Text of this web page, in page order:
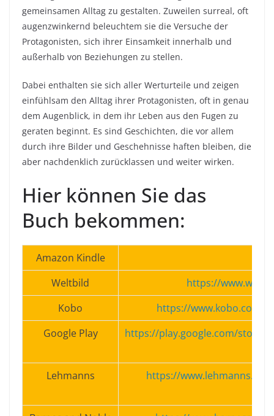
gemeinsamen Alltag zu gestalten. Zuweilen surreal, oft
augenzwinkernd beleuchtem sie die Versuche der
Protagonisten, sich ihrer Einsamkeit innerhalb und
außerhalb von Beziehungen zu stellen.
Dabei enthalten sie sich aller Werturteile und zeigen
einfühlsam den Alltag ihrer Protagonisten, oft in genau
dem Augenblick, in dem ihr Leben aus den Fugen zu
geraten beginnt. Es sind Geschichten, die vor allem
durch ihre Bilder und Geschehnisse haften bleiben, die
aber nachdenklich zurücklassen und weiter wirken.
Hier können Sie das
Buch bekommen:
Amazon Kindle
Weltbild
https://
Kobo
https://www.kobo.com/
Google Play
https://play.google.com/store/
Lehmanns https://www.lehmanns.de/